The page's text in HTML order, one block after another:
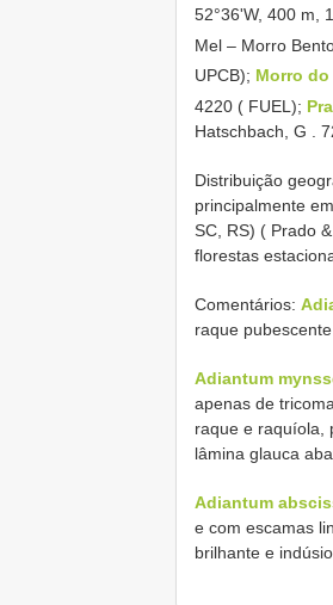
52°36'W, 400 m,
Mel – Morro
UPCB); Morro
4220 ( FUEL);
Hatschbach, G .
Distribuição
principalmente
SC, RS) ( Prado
florestas
Comentários:
raque
Adiantum
apenas de
raque e raquíola,
lâmina glauca
Adiantum
e com escamas
brilhante e